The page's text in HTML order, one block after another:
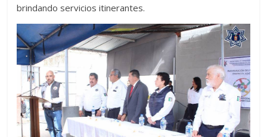
brindando servicios itinerantes.